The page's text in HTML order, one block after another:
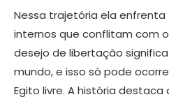
Nessa trajetória ela
internos que conflitam com
desejo de libertação
mundo, e isso só pode
Egito livre. A história